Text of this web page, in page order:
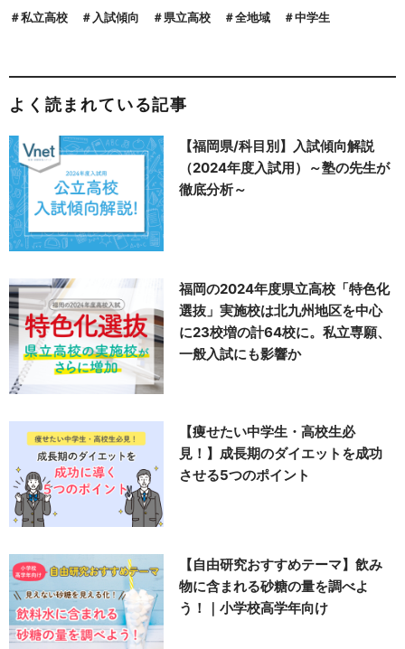
私立高校 入試傾向 県立高校 全地域 中学生
よく読まれている記事
【福岡県/科目別】入試傾向解説
（2024年度入試用）～塾の先生が
徹底分析～
福岡の2024年度県立高校「特色化
選抜」実施校は北九州地区を中心
に23校増の計64校に。私立専願、
一般入試にも影響か
【痩せたい中学生・高校生必
見！】成長期のダイエットを成功
させる5つのポイント
【自由研究おすすめテーマ】飲み
物に含まれる砂糖の量を調べよ
う！｜小学校高学年向け